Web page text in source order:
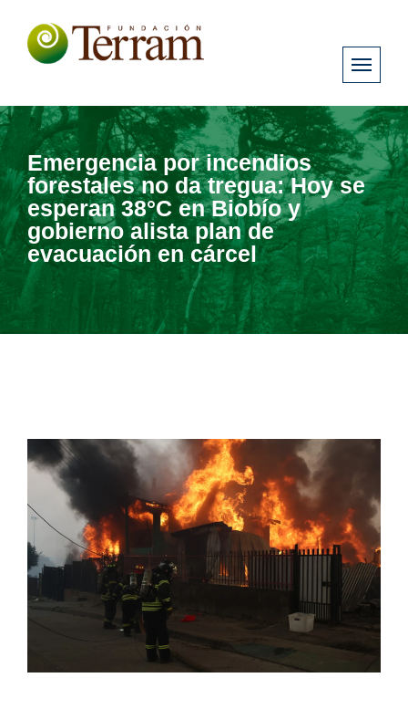
Emergencia por incendios
forestales no da tregua: Hoy se
esperan 38°C en Biobío y
gobierno alista plan de
evacuación en cárcel